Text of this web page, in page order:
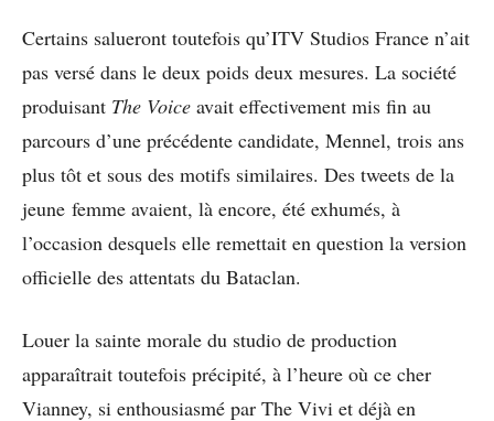
Certains salueront toutefois qu’ITV Studios France n’ait
pas versé dans le deux poids deux mesures. La société
produisant The Voice avait effectivement mis fin au
parcours d’une précédente candidate, Mennel, trois ans
plus tôt et sous des motifs similaires. Des tweets de la
jeune femme avaient, là encore, été exhumés, à
l’occasion desquels elle remettait en question la version
officielle des attentats du Bataclan.
Louer la sainte morale du studio de production
apparaîtrait toutefois précipité, à l’heure où ce cher
Vianney, si enthousiasmé par The Vivi et déjà en